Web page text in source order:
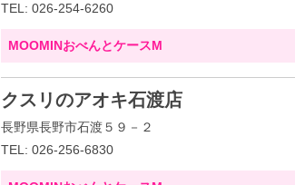
TEL: 026-254-6260
MOOMINおべんとケースM
クスリのアオキ石渡店
長野県長野市石渡５９－２
TEL: 026-256-6830